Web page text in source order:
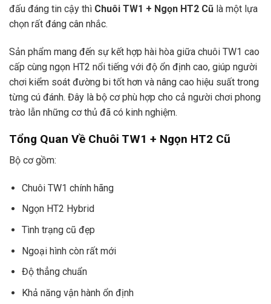
đấu đáng tin cậy thì Chuôi TW1 + Ngọn HT2 Cũ là một lựa
chọn rất đáng cân nhắc.
Sản phẩm mang đến sự kết hợp hài hòa giữa chuôi TW1 cao
cấp cùng ngọn HT2 nổi tiếng với độ ổn định cao, giúp người
chơi kiểm soát đường bi tốt hơn và nâng cao hiệu suất trong
từng cú đánh. Đây là bộ cơ phù hợp cho cả người chơi phong
trào lẫn những cơ thủ đã có kinh nghiệm.
Tổng Quan Về Chuôi TW1 + Ngọn HT2 Cũ
Bộ cơ gồm:
Chuôi TW1 chính hãng
Ngọn HT2 Hybrid
Tình trạng cũ đẹp
Ngoại hình còn rất mới
Độ thẳng chuẩn
Khả năng vận hành ổn định